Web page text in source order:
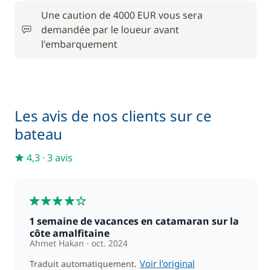
Une caution de 4000 EUR vous sera
demandée par le loueur avant
l'embarquement
Les avis de nos clients sur ce
bateau
4,3 · 3 avis
1 semaine de vacances en catamaran sur la
côte amalfitaine
Ahmet Hakan
oct. 2024
Traduit automatiquement. Voir l'original